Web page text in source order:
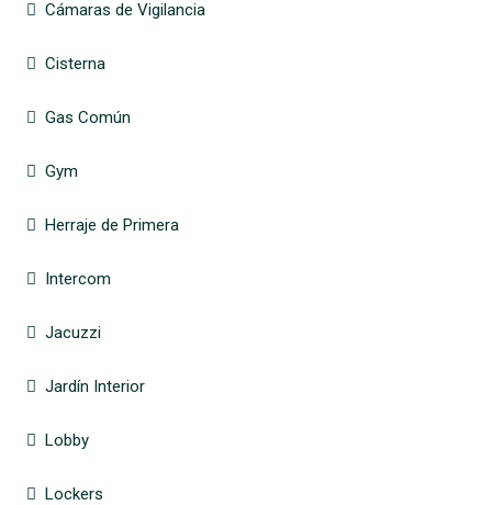
Cámaras de Vigilancia
Cisterna
Gas Común
Gym
Herraje de Primera
Intercom
Jacuzzi
Jardín Interior
Lobby
Lockers